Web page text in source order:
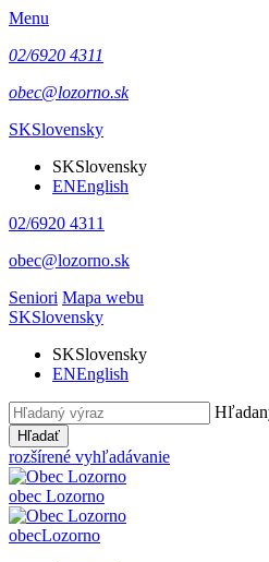
Menu
02/6920 4311
obec@lozorno.sk
SKSlovensky
SKSlovensky
ENEnglish
02/6920 4311
obec@lozorno.sk
Seniori Mapa webu
SKSlovensky
SKSlovensky
ENEnglish
Hľadať
rozšírené vyhľadávanie
obec Lozorno
obecLozorno